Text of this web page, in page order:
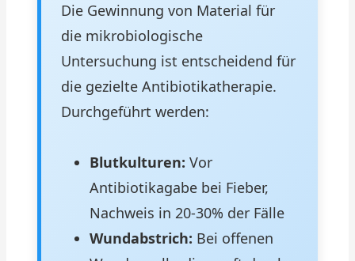
Die Gewinnung von Material für
die mikrobiologische
Untersuchung ist entscheidend für
die gezielte Antibiotikatherapie.
Durchgeführt werden:
Blutkulturen: Vor
Antibiotikagabe bei Fieber,
Nachweis in 20-30% der Fälle
Wundabstrich: Bei offenen